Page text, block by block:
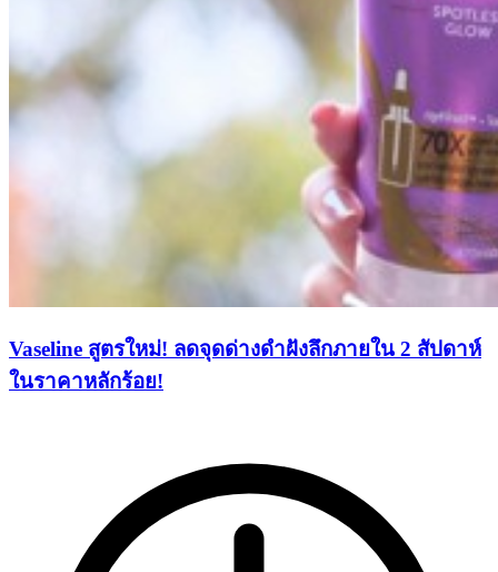
Vaseline สูตรใหม่! ลดจุดด่างดำฝังลึกภายใน 2 สัปดาห์
ในราคาหลักร้อย!